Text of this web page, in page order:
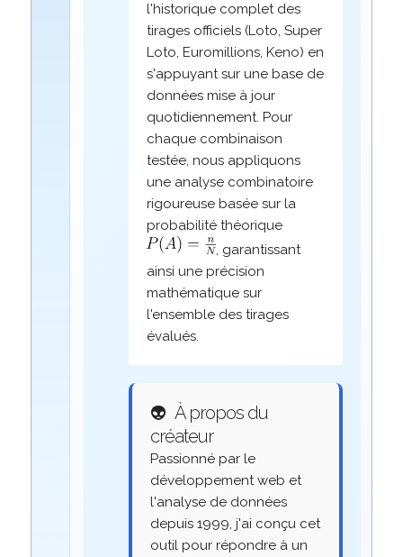
l'historique complet des
tirages officiels (Loto, Super
Loto, Euromillions, Keno) en
s'appuyant sur une base de
données mise à jour
quotidiennement. Pour
chaque combinaison
testée, nous appliquons
une analyse combinatoire
rigoureuse basée sur la
probabilité théorique
, garantissant
ainsi une précision
mathématique sur
l'ensemble des tirages
évalués.
👽 À propos du
créateur
Passionné par le
développement web et
l'analyse de données
depuis 1999, j'ai conçu cet
outil pour répondre à un